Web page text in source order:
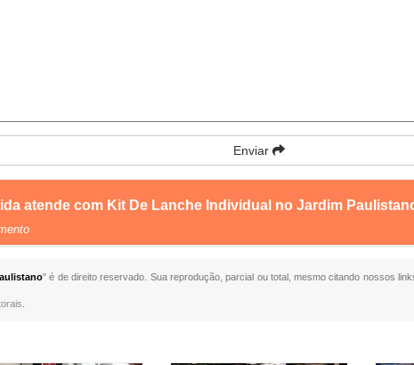
Enviar
atende com Kit De Lanche Individual no Jardim
" é de direito reservado. Sua reprodução, parcial ou total, mesmo citando nossos